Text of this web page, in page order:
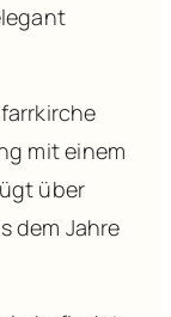
mit einem
über
dem Jahre